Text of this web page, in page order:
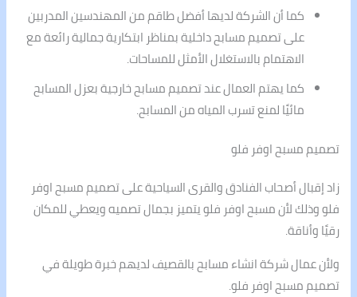
كما أن الشركة لديها أفضل طاقم من المهندسين المدربين
على تصميم مسابح داخلية بمناظر ابتكارية جمالية رائعة مع
الاهتمام بالاستغلال الأمثل للمساحات.
كما يهتم العمال عند تصميم مسابح خارجية بعزل المسابح
مائيًا لمنع تسرب المياه من المسابح.
تصميم مسبح اوفر فلو
زاد إقبال أصحاب الفنادق والقرى السياحية على تصميم مسبح اوفر
فلو وذلك لأن مسبح اوفر فلو يتميز بجمال تصميه ويعطي للمكان
رقيًا وأناقة.
ولأن عمال شركة انشاء مسابح بالقصيف لديهم خبرة طويلة في
تصميم مسبح اوفر فلو.